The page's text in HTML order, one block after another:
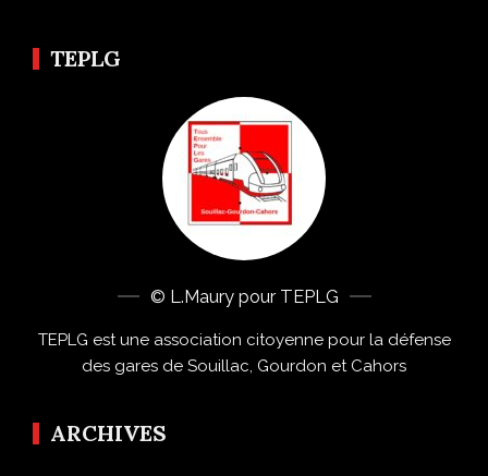
TEPLG
© L.Maury pour TEPLG
TEPLG est une association citoyenne pour la défense
des gares de Souillac, Gourdon et Cahors
ARCHIVES